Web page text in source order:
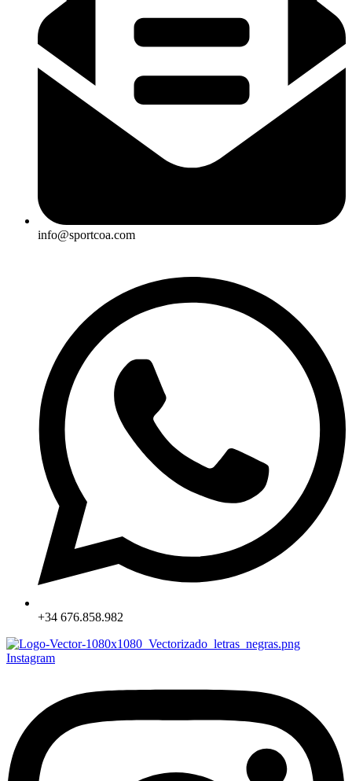
info@sportcoa.com
+34 676.858.982
Instagram